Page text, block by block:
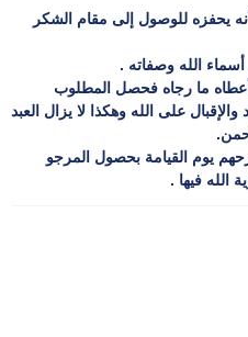
يحفزه للوصول إلى مقام الشكر
الله وصفاته .
ما رجاه فحصل المطلوب
على الله وهكذا لا يزال العبد
يوم القيامة بحصول المرجو
الله فيها .